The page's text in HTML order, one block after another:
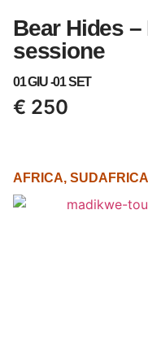
Bear Hides
sessione
01 GIU -01 SET
€ 250
AFRICA, SUDAFRICA